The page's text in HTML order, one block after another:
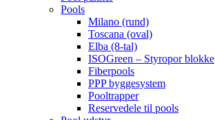
Pools
Milano (rund)
Toscana (oval)
Elba (8-tal)
ISOGreen – Styropor blokke
Fiberpools
PPP byggesystem
Pooltrapper
Reservedele til pools